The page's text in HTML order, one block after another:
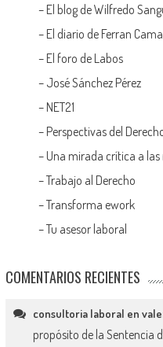
– El blog de Wilfredo
– El diario de Ferran
– El foro de Labos
– José Sánchez Pérez
– NET21
– Perspectivas del
– Una mirada crítica a
–Trabajo al Derecho
–Transforma ework
–Tu asesor laboral
COMENTARIOS RECIENTES
consultoria laboral en
propósito de la Sentencia